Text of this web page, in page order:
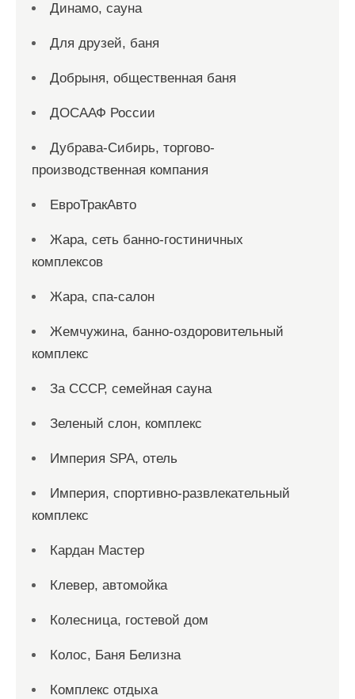
Динамо, сауна
Для друзей, баня
Добрыня, общественная баня
ДОСААФ России
Дубрава-Сибирь, торгово-
производственная компания
ЕвроТракАвто
Жара, сеть банно-гостиничных
комплексов
Жара, спа-салон
Жемчужина, банно-оздоровительный
комплекс
За СССР, семейная сауна
Зеленый слон, комплекс
Империя SPA, отель
Империя, спортивно-развлекательный
комплекс
Кардан Мастер
Клевер, автомойка
Колесница, гостевой дом
Колос, Баня Белизна
Комплекс отдыха